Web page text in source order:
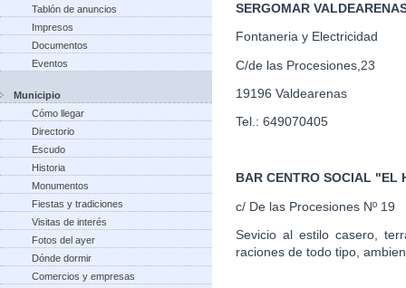
Tablón de anuncios
Impresos
Documentos
Eventos
Municipio
Cómo llegar
Directorio
Escudo
Historia
Monumentos
Fiestas y tradiciones
Visitas de interés
Fotos del ayer
Dónde dormir
Comercios y empresas
SERGOMAR
Fontaneria y Electricidad
C/de las Procesiones,23
19196 Valdearenas
Tel.: 649070405
BAR CENTRO SOCIAL "EL
c/ De las Procesiones Nº 19
Sevicio al estilo casero,
raciones de todo tipo,